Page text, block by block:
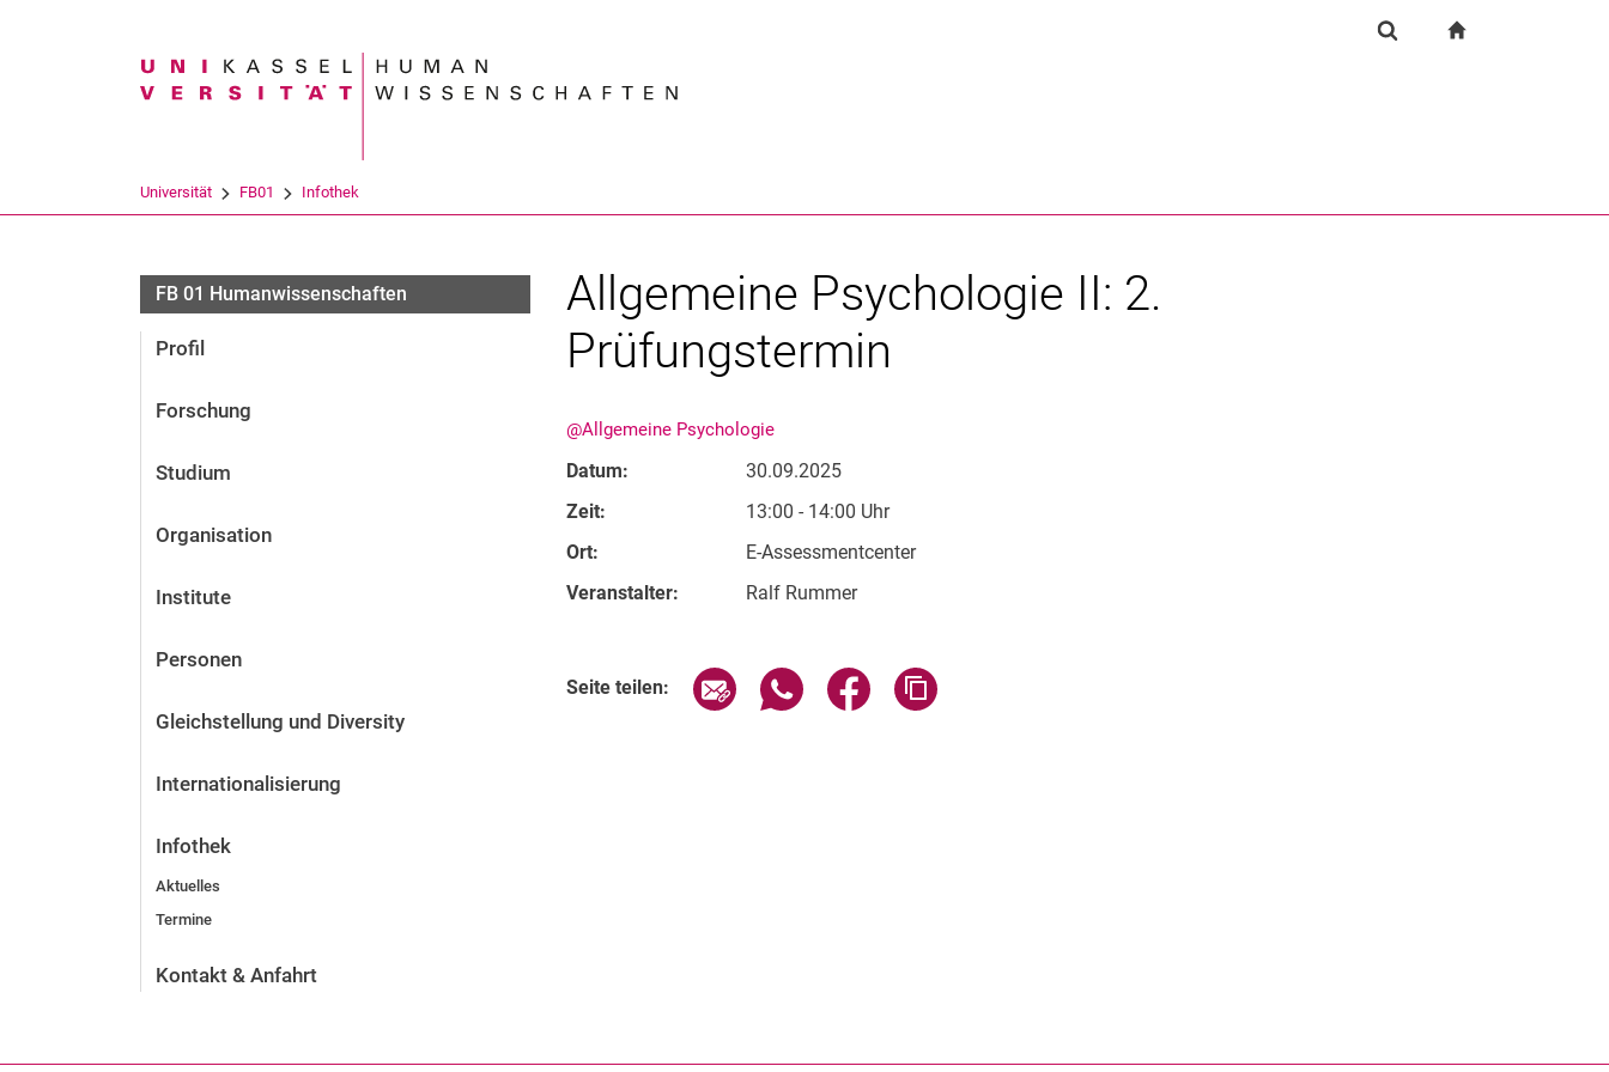
Suchbegriff
Universität FB01 Infothek
FB 01 Humanwissenschaften
Profil
Forschung
Studium
Organisation
Institute
Personen
Gleichstellung und Diversity
Internationalisierung
Infothek
Aktuelles
Termine
Kontakt & Anfahrt
Allgemeine Psychologie II: 2.
Prüfungstermin
@Allgemeine Psychologie
Datum:
30.09.2025
Zeit:
13:00 - 14:00 Uhr
Ort:
E-Assessmentcenter
Veranstalter:
Ralf Rummer
Seite teilen: Seite über E-Mail teilen
Seite über WhatsApp teilen (externer Link, öffnet neues Fenster)
Seite über Facebook teilen (externer Link, öffnet neues Fenster)